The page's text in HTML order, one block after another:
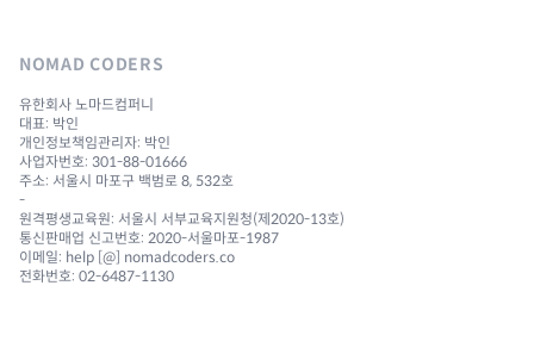
NOMAD CODERS
유한회사 노마드컴퍼니
대표: 박인
개인정보책임관리자: 박인
사업자번호: 301-88-01666
주소: 서울시 마포구 백범로 8, 532호
-
원격평생교육원: 서울시 서부교육지원청(제2020-13호)
통신판매업 신고번호: 2020-서울마포-1987
이메일: help [@] nomadcoders.co
전화번호: 02-6487-1130